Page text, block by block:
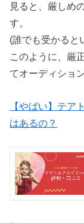
見ると、厳しめ
す。
(誰でも受かると
このように、厳
てオーディショ
【やばい】テア
はあるの？